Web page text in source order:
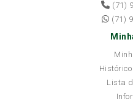
(71)
(71)
Lista